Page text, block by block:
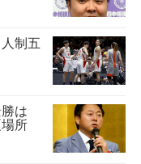
制五
は
所